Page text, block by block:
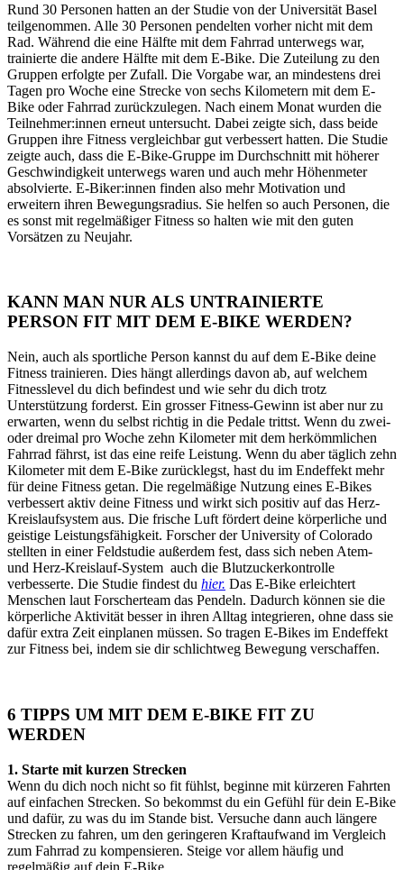
Rund 30 Personen hatten an der Studie von der Universität Basel
teilgenommen. Alle 30 Personen pendelten vorher nicht mit dem
Rad. Während die eine Hälfte mit dem Fahrrad unterwegs war,
trainierte die andere Hälfte mit dem E-Bike. Die Zuteilung zu den
Gruppen erfolgte per Zufall. Die Vorgabe war, an mindestens drei
Tagen pro Woche eine Strecke von sechs Kilometern mit dem E-
Bike oder Fahrrad zurückzulegen. Nach einem Monat wurden die
Teilnehmer:innen erneut untersucht. Dabei zeigte sich, dass beide
Gruppen ihre Fitness vergleichbar gut verbessert hatten. Die Studie
zeigte auch, dass die E-Bike-Gruppe im Durchschnitt mit höherer
Geschwindigkeit unterwegs waren und auch mehr Höhenmeter
absolvierte. E-Biker:innen finden also mehr Motivation und
erweitern ihren Bewegungsradius. Sie helfen so auch Personen, die
es sonst mit regelmäßiger Fitness so halten wie mit den guten
Vorsätzen zu Neujahr.
KANN MAN NUR ALS UNTRAINIERTE
PERSON FIT MIT DEM E-BIKE WERDEN?
Nein, auch als sportliche Person kannst du auf dem E-Bike deine
Fitness trainieren. Dies hängt allerdings davon ab, auf welchem
Fitnesslevel du dich befindest und wie sehr du dich trotz
Unterstützung forderst. Ein grosser Fitness-Gewinn ist aber nur zu
erwarten, wenn du selbst richtig in die Pedale trittst. Wenn du zwei-
oder dreimal pro Woche zehn Kilometer mit dem herkömmlichen
Fahrrad fährst, ist das eine reife Leistung. Wenn du aber täglich zehn
Kilometer mit dem E-Bike zurücklegst, hast du im Endeffekt mehr
für deine Fitness getan. Die regelmäßige Nutzung eines E-Bikes
verbessert aktiv deine Fitness und wirkt sich positiv auf das Herz-
Kreislaufsystem aus. Die frische Luft fördert deine körperliche und
geistige Leistungsfähigkeit. Forscher der University of Colorado
stellten in einer Feldstudie außerdem fest, dass sich neben Atem-
und Herz-Kreislauf-System auch die Blutzuckerkontrolle
verbesserte. Die Studie findest du hier. Das E-Bike erleichtert
Menschen laut Forscherteam das Pendeln. Dadurch können sie die
körperliche Aktivität besser in ihren Alltag integrieren, ohne dass sie
dafür extra Zeit einplanen müssen. So tragen E-Bikes im Endeffekt
zur Fitness bei, indem sie dir schlichtweg Bewegung verschaffen.
6 TIPPS UM MIT DEM E-BIKE FIT ZU
WERDEN
1. Starte mit kurzen Strecken
Wenn du dich noch nicht so fit fühlst, beginne mit kürzeren Fahrten
auf einfachen Strecken. So bekommst du ein Gefühl für dein E-Bike
und dafür, zu was du im Stande bist. Versuche dann auch längere
Strecken zu fahren, um den geringeren Kraftaufwand im Vergleich
zum Fahrrad zu kompensieren. Steige vor allem häufig und
regelmäßig auf dein E-Bike.